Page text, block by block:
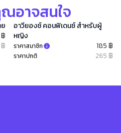
อาจสนใจ
อาวียองซ์ คอนฟิเดนซ์ สำหรับผู้
หญิง
ราคาสมาชิก 185 ฿
ราคาปกติ 265 ฿